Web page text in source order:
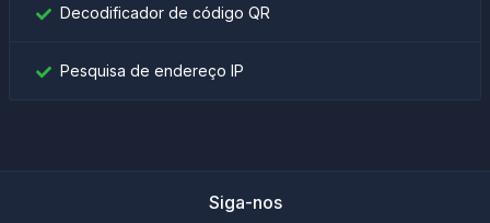
Decodificador de código QR
Pesquisa de endereço IP
Siga-nos